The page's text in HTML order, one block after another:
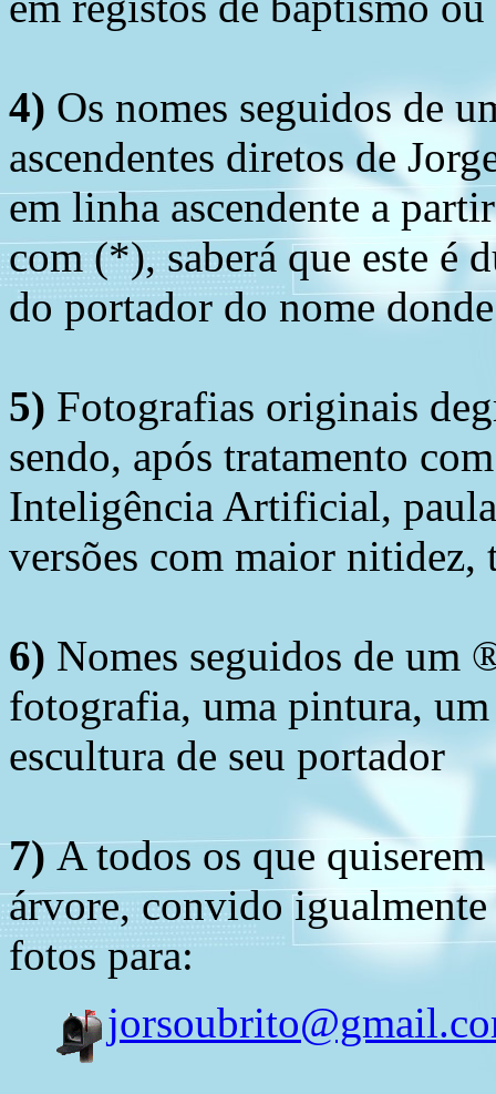
4) Os nomes seguidos de
ascendentes diretos de
em linha ascendente a
com (*), saberá que este é
do portador do nome
5) Fotografias originais
sendo, após tratamento
Inteligência Artificial,
versões com maior nitidez,
6) Nomes seguidos de um
fotografia, uma pintura,
escultura de seu portador
7)A todos os que
árvore, convido
fotos para: